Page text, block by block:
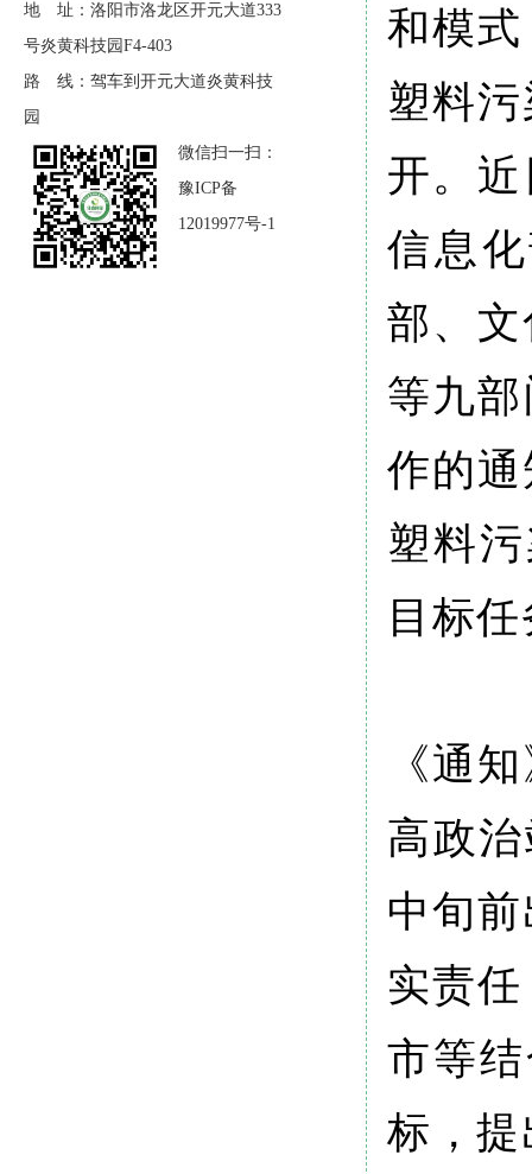
地 址：洛阳市洛龙区开元大道333
号炎黄科技园F4-403
路 线：驾车到开元大道炎黄科技
园
微信扫一扫：
豫ICP备
12019977号-1
和模
塑料
开。
信息
部、
等九
作的
塑料
目标
《通
高政
中旬
实责
市等
标，